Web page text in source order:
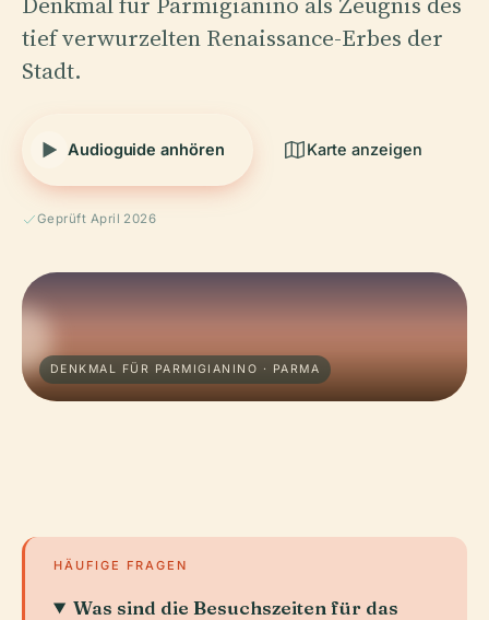
tief verwurzelten Renaissance-Erbes der
Stadt.
Audioguide anhören Karte anzeigen
Geprüft April 2026
DENKMAL FÜR PARMIGIANINO · PARMA
HÄUFIGE FRAGEN
Was sind die Besuchszeiten für das